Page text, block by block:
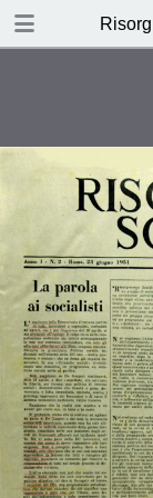
TABLE OF
Il segreto del P.C.
Perchè entrammo
perhè ne siamo
Magnani e Aldo
Risultati
Garosci)